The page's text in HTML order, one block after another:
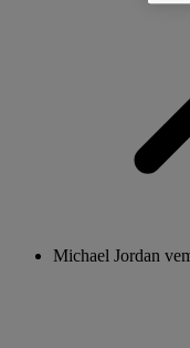
Michael Jordan